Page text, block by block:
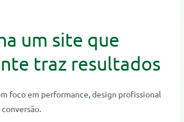
um site que
traz resultados
foco em performance, design profissional